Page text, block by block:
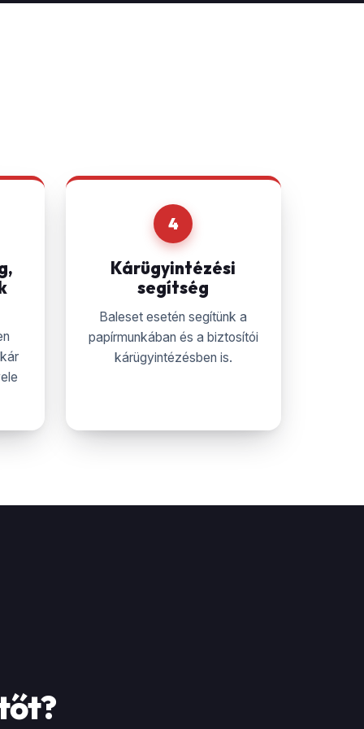
4
Kárügyintézési
segítség
Baleset esetén segítünk a
papírmunkában és a biztosítói
kárügyintézésben is.